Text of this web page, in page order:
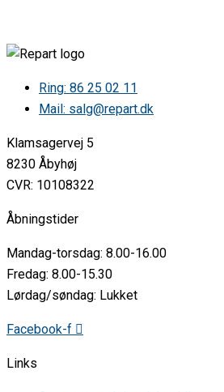
AEG • FBB32607ZW 91154406101
AEG • FBB33617ZW 91154407800
AEG • FBB33627ZM 91154408700
AEG • FBB33627ZW 91154408800
AEG • FBB33627ZW 91154408801
AEG • FBB52607ZM 91154410600
AEG • FBB52607ZW 91154410700
AEG • FBB54600PW 91154411200
AEG • FBB54605ZW 91154411400
AEG • FBB54605ZW 91154411401
AEG • FBB54610ZW 91154417000
AEG • FBB63927ZM 91154408900
AEG • FBB63927ZW 91154409000
AEG • FBB73900ZM 91154405500
AEG • FBB73900ZW 91154405400
Ring: 86 25 02 11
Mail: salg@repart.dk
Klamsagervej 5
8230 Åbyhøj
CVR: 10108322
Åbningstider
Mandag-torsdag: 8.00-16.00
Fredag: 8.00-15.30
Lørdag/søndag: Lukket
Facebook-f
Links